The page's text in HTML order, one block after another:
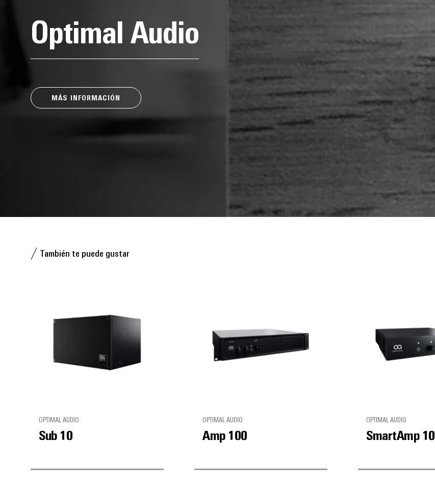
Optimal Audio
MÁS INFORMACIÓN
También te puede gustar
OPTIMAL AUDIO
Sub 10
OPTIMAL AUDIO
Amp 100
OPTIMAL AUDIO
SmartAmp 10